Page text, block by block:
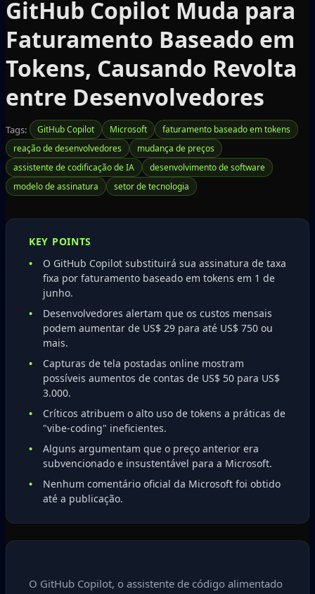
GitHub Copilot Muda para
Faturamento Baseado em
Tokens, Causando Revolta
entre Desenvolvedores
Tags: GitHub Copilot Microsoft
faturamento baseado em tokens
reação de desenvolvedores
mudança de preços
assistente de codificação de IA
desenvolvimento de software
modelo de assinatura
setor de tecnologia
KEY POINTS
O GitHub Copilot substituirá sua assinatura de taxa
fixa por faturamento baseado em tokens em 1 de
junho.
Desenvolvedores alertam que os custos mensais
podem aumentar de US$ 29 para até US$ 750 ou
mais.
Capturas de tela postadas online mostram
possíveis aumentos de contas de US$ 50 para US$
3.000.
Críticos atribuem o alto uso de tokens a práticas de
"vibe-coding" ineficientes.
Alguns argumentam que o preço anterior era
subvencionado e insustentável para a Microsoft.
Nenhum comentário oficial da Microsoft foi obtido
até a publicação.
O GitHub Copilot, o assistente de código alimentado